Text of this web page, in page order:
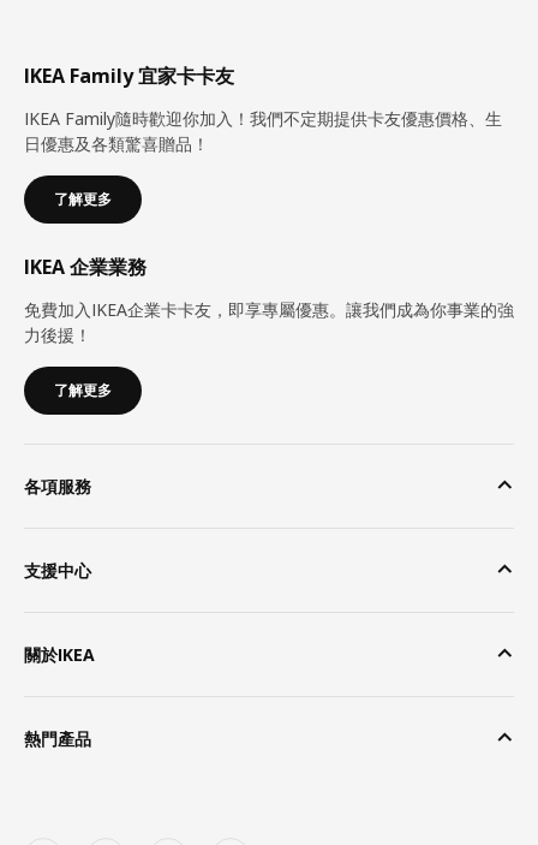
IKEA Family 宜家卡卡友
IKEA Family隨時歡迎你加入！我們不定期提供卡友優惠價格、生
日優惠及各類驚喜贈品！
了解更多
IKEA 企業業務
免費加入IKEA企業卡卡友，即享專屬優惠。讓我們成為你事業的強
力後援！
了解更多
各項服務
支援中心
關於IKEA
熱門產品